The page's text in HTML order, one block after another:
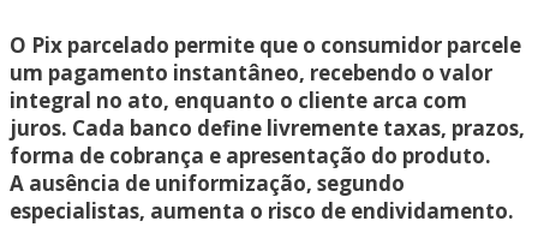
O Pix parcelado permite que o consumidor parcele
um pagamento instantâneo, recebendo o valor
integral no ato, enquanto o cliente arca com
juros. Cada banco define livremente taxas, prazos,
forma de cobrança e apresentação do produto.
A ausência de uniformização, segundo
especialistas, aumenta o risco de endividamento.